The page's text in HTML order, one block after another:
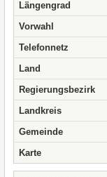
Längengrad
Vorwahl
Telefonnetz
Land
Regierungsbezirk
Landkreis
Gemeinde
Karte